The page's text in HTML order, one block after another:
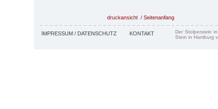
druckansicht / Seitenanfang
IMPRESSUM / DATENSCHUTZ KONTAKT
Der Stolperstein
Stein in Hamburg